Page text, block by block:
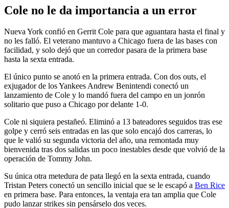
Cole no le da importancia a un error
Nueva York confió en Gerrit Cole para que aguantara hasta el final y
no les falló. El veterano mantuvo a Chicago fuera de las bases con
facilidad, y solo dejó que un corredor pasara de la primera base
hasta la sexta entrada.
El único punto se anotó en la primera entrada. Con dos outs, el
exjugador de los Yankees Andrew Benintendi conectó un
lanzamiento de Cole y lo mandó fuera del campo en un jonrón
solitario que puso a Chicago por delante 1-0.
Cole ni siquiera pestañeó. Eliminó a 13 bateadores seguidos tras ese
golpe y cerró seis entradas en las que solo encajó dos carreras, lo
que le valió su segunda victoria del año, una remontada muy
bienvenida tras dos salidas un poco inestables desde que volvió de la
operación de Tommy John.
Su única otra metedura de pata llegó en la sexta entrada, cuando
Tristan Peters conectó un sencillo inicial que se le escapó a Ben Rice
en primera base. Para entonces, la ventaja era tan amplia que Cole
pudo lanzar strikes sin pensárselo dos veces.